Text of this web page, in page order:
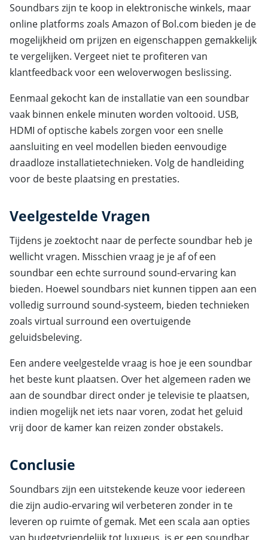
Soundbars zijn te koop in elektronische winkels, maar
online platforms zoals Amazon of Bol.com bieden je de
mogelijkheid om prijzen en eigenschappen gemakkelijk
te vergelijken. Vergeet niet te profiteren van
klantfeedback voor een weloverwogen beslissing.
Eenmaal gekocht kan de installatie van een soundbar
vaak binnen enkele minuten worden voltooid. USB,
HDMI of optische kabels zorgen voor een snelle
aansluiting en veel modellen bieden eenvoudige
draadloze installatietechnieken. Volg de handleiding
voor de beste plaatsing en prestaties.
Veelgestelde Vragen
Tijdens je zoektocht naar de perfecte soundbar heb je
wellicht vragen. Misschien vraag je je af of een
soundbar een echte surround sound-ervaring kan
bieden. Hoewel soundbars niet kunnen tippen aan een
volledig surround sound-systeem, bieden technieken
zoals virtual surround een overtuigende
geluidsbeleving.
Een andere veelgestelde vraag is hoe je een soundbar
het beste kunt plaatsen. Over het algemeen raden we
aan de soundbar direct onder je televisie te plaatsen,
indien mogelijk net iets naar voren, zodat het geluid
vrij door de kamer kan reizen zonder obstakels.
Conclusie
Soundbars zijn een uitstekende keuze voor iedereen
die zijn audio-ervaring wil verbeteren zonder in te
leveren op ruimte of gemak. Met een scala aan opties